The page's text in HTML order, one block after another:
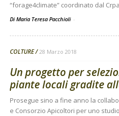
“forage4climate” coordinato dal
Di Maria Teresa Pacchioli -
COLTURE 28 Marzo 2018
Un progetto per
piante locali gradite
Prosegue sino a fine anno la
e Consorzio Apicoltori per uno